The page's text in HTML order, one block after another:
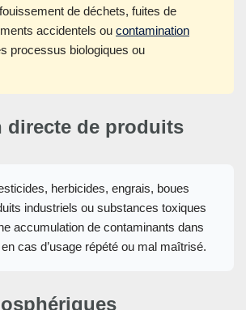
de déchets, fuites de
accidentels ou contamination
processus biologiques ou
directe de produits
herbicides, engrais, boues
industriels ou substances toxiques
accumulation de contaminants dans
cas d’usage répété ou mal maîtrisé.